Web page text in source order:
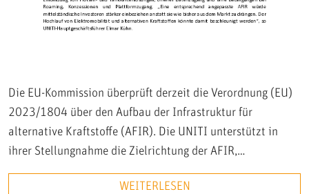
Die EU-Kommission überprüft derzeit die Verordnung (EU)
2023/1804 über den Aufbau der Infrastruktur für
alternative Kraftstoffe (AFIR). Die UNITI unterstützt in
ihrer Stellungnahme die Zielrichtung der AFIR,…
WEITERLESEN